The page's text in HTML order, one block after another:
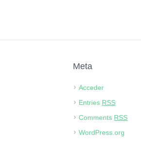
Meta
Acceder
Entries RSS
Comments RSS
WordPress.org